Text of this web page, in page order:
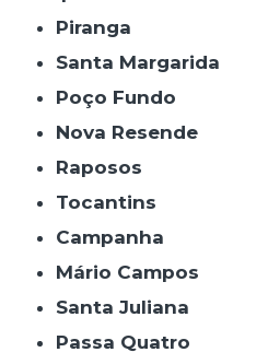
Piranga
Santa Margarida
Poço Fundo
Nova Resende
Raposos
Tocantins
Campanha
Mário Campos
Santa Juliana
Passa Quatro